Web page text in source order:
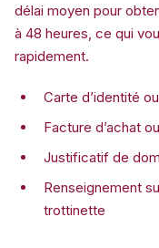
délai moyen pour
à 48 heures, ce qui
rapidement.
Carte d’identité
Facture d’achat
Justificatif de
Renseignement
trottinette